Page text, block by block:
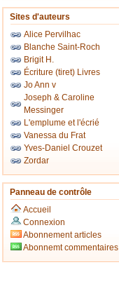
Sites d'auteurs
Alice Pervilhac
Blanche Saint-Roch
Brigit H.
Écriture (tiret) Livres
Jo Ann v
Joseph & Caroline
Messinger
L'emplume et l'écrié
Vanessa du Frat
Yves-Daniel Crouzet
Zordar
Panneau de contrôle
Accueil
Connexion
Abonnement articles
Abonnemt commentaires